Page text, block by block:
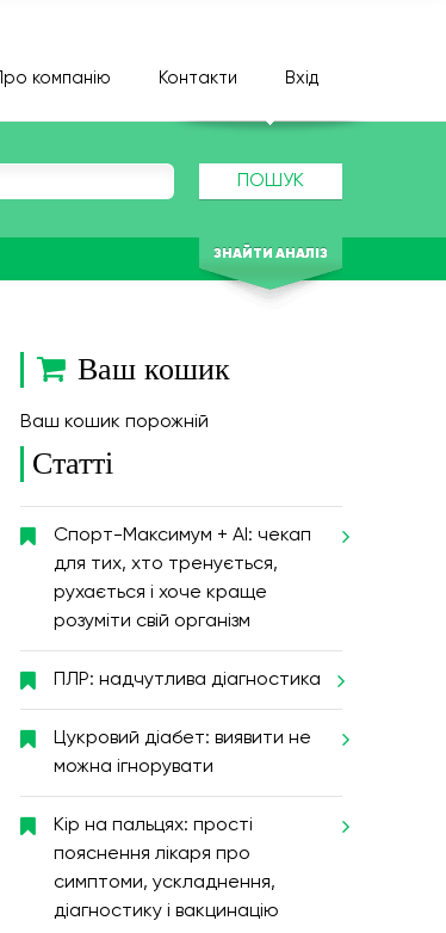
Про компанію Контакти Вхід
ПОШУК
ЗНАЙТИ АНАЛІЗ
Ваш кошик
Ваш кошик порожній
Статті
Спорт-Максимум + AI: чекап
для тих, хто тренується,
рухається і хоче краще
розуміти свій організм
ПЛР: надчутлива діагностика
Цукровий діабет: виявити не
можна ігнорувати
Кір на пальцях: прості
пояснення лікаря про
симптоми, ускладнення,
діагностику і вакцинацію